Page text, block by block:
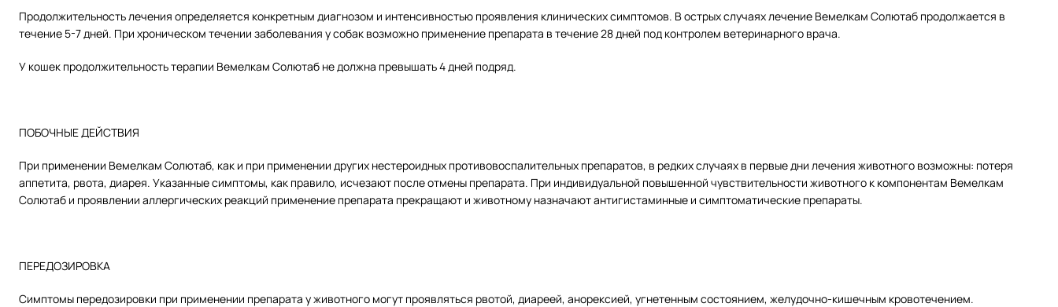
Продолжительность лечения определяется конкретным диагнозом и интенсивностью проявления клинических симптомов. В острых случаях лечение Вемелкам Солютаб продолжается в
течение 5-7 дней. При хроническом течении заболевания у собак возможно применение препарата в течение 28 дней под контролем ветеринарного врача.
У кошек продолжительность терапии Вемелкам Солютаб не должна превышать 4 дней подряд.
ПОБОЧНЫЕ ДЕЙСТВИЯ
При применении Вемелкам Солютаб, как и при применении других нестероидных противовоспалительных препаратов, в редких случаях в первые дни лечения животного возможны: потеря
аппетита, рвота, диарея. Указанные симптомы, как правило, исчезают после отмены препарата. При индивидуальной повышенной чувствительности животного к компонентам Вемелкам
Солютаб и проявлении аллергических реакций применение препарата прекращают и животному назначают антигистаминные и симптоматические препараты.
ПЕРЕДОЗИРОВКА
Симптомы передозировки при применении препарата у животного могут проявляться рвотой, диареей, анорексией, угнетенным состоянием, желудочно-кишечным кровотечением.